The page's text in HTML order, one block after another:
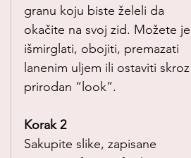
granu koju biste želeli da
okačite na svoj zid. Možete je
išmirglati, obojiti, premazati
lanenim uljem ili ostaviti skroz
prirodan “look”.
Korak 2
Sakupite slike, zapisane